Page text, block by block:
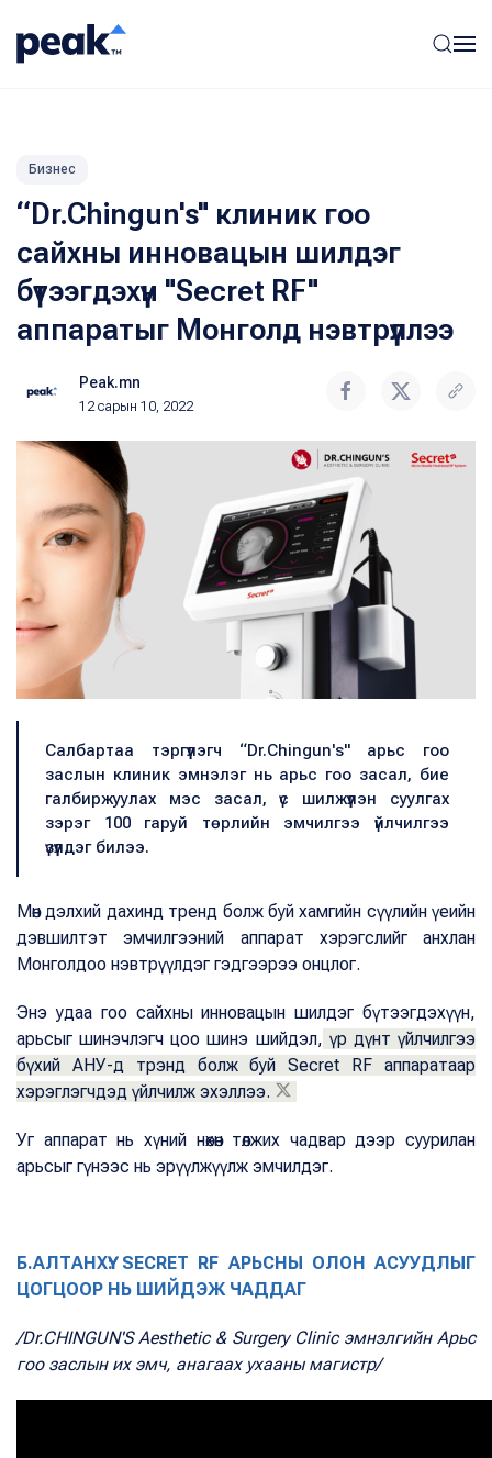
Бизнес
“Dr.Chingun's" клиник гоо
сайхны инновацын шилдэг
бүтээгдэхүүн "Secret RF"
аппаратыг Монголд нэвтрүүллээ
Peak.mn
12 сарын 10, 2022
Салбартаа тэргүүлэгч “Dr.Chingun's" арьс гоо
заслын клиник эмнэлэг нь арьс гоо засал, бие
галбиржуулах мэс засал, үс шилжүүлэн суулгах
зэрэг 100 гаруй төрлийн эмчилгээ үйлчилгээ
үзүүлдэг билээ.
Мөн дэлхий дахинд тренд болж буй хамгийн сүүлийн үеийн
дэвшилтэт эмчилгээний аппарат хэрэгслийг анхлан
Монголдоо нэвтрүүлдэг гэдгээрээ онцлог.
Энэ удаа гоо сайхны инновацын шилдэг бүтээгдэхүүн,
арьсыг шинэчлэгч цоо шинэ шийдэл, үр дүнт үйлчилгээ
бүхий АНУ-д трэнд болж буй Secret RF аппаратаар
хэрэглэгчдэд үйлчилж эхэллээ.
Уг аппарат нь хүний нөхөн төлжих чадвар дээр суурилан
арьсыг гүнээс нь эрүүлжүүлж эмчилдэг.
Б.АЛТАНХҮҮ: SECRET RF АРЬСНЫ ОЛОН АСУУДЛЫГ
ЦОГЦООР НЬ ШИЙДЭЖ ЧАДДАГ
/Dr.CHINGUN'S Aesthetic & Surgery Clinic эмнэлгийн Арьс
гоо заслын их эмч, анагаах ухааны магистр/